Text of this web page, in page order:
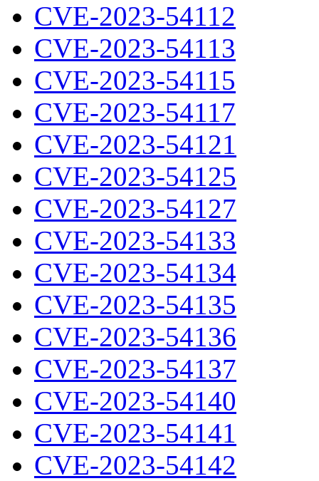
CVE-2023-54112
CVE-2023-54113
CVE-2023-54115
CVE-2023-54117
CVE-2023-54121
CVE-2023-54125
CVE-2023-54127
CVE-2023-54133
CVE-2023-54134
CVE-2023-54135
CVE-2023-54136
CVE-2023-54137
CVE-2023-54140
CVE-2023-54141
CVE-2023-54142